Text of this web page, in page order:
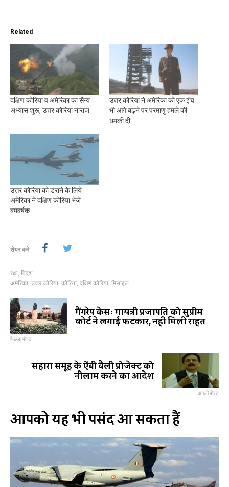
Related
दक्षिण कोरिया व अमेरिका का सैन्य
अभ्यास शुरू, उत्तर कोरिया नाराज
उत्तर कोरिया ने अमेरिका को एक इंच
भी आगे बढ़ने पर परमाणु हमले की
धमकी दी
उत्तर कोरिया को डराने के लिये
अमेरिका ने दक्षिण कोरिया भेजे
बमवर्षक
शेयर करे
रक्षा, विदेश
अमेरिका, उत्तर कोरिया, कोरिया, दक्षिण कोरिया, मिसाइल
गैंगरेप केसः गायत्री प्रजापति को सुप्रीम
कोर्ट ने लगाई फटकार, नहीं मिली राहत
पिछला पोस्ट
सहारा समूह के ऐंबी वैली प्रोजेक्ट को
नीलाम करने का आदेश
अगली पोस्ट
आपको यह भी पसंद आ सकता हैं